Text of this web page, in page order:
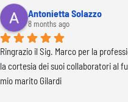
Antonietta Solazzo
8 months ago
Ringrazio il Sig. Marco per la
la cortesia dei suoi collaboratori al
mio marito Gilardi